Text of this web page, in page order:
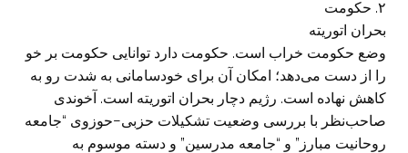
۲. حکومت
بحران اتوریته
وضع حکومت خراب است. حکومت دارد توانایی حکومت بر خو
را از دست می‌دهد؛ امکان آن برای خودسامانی به شدت رو به
کاهش نهاده است. رژیم دچار بحران اتوریته است. آخوندی
صاحب‌نظر با بررسی وضعیت تشکیلات حزبی−حوزوی “جامعه
روحانیت مبارز” و “جامعه مدرسین” و دسته موسوم به